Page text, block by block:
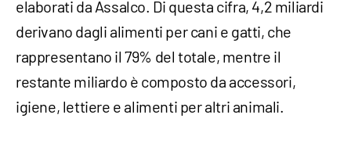
elaborati da Assalco. Di questa cifra, 4,2 miliardi
derivano dagli alimenti per cani e gatti, che
rappresentano il 79% del totale, mentre il
restante miliardo è composto da accessori,
igiene, lettiere e alimenti per altri animali.